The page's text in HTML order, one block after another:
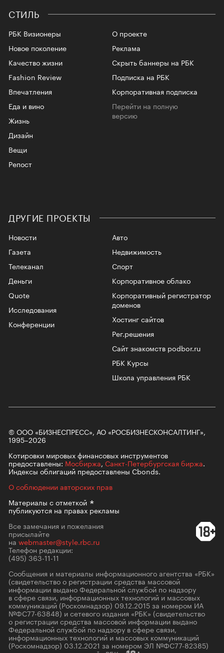
СТИЛЬ
РБК Визионеры
Новое поколение
Качество жизни
Fashion Review
Впечатления
Еда и вино
Жизнь
Дизайн
Вещи
Репост
О проекте
Реклама
Скрыть баннеры на РБК
Подписка на РБК
Корпоративная подписка
Перейти на полную
версию
ДРУГИЕ ПРОЕКТЫ
Новости
Газета
Телеканал
Авто
Недвижимость
Спорт
Корпоративное облако
Корпоративный регистратор
доменов
Хостинг сайтов
Рег.решения
Сайт знакомств podbor.ru
РБК Курсы
Школа управления РБК
Деньги
Quote
Исследования
Конференции
© ООО «БИЗНЕСПРЕСС», АО «РОСБИЗНЕСКОНСАЛТИНГ»,
1995–2026
Котировки мировых финансовых инструментов
предоставлены: Мосбиржа, Санкт-Петербургская биржа.
Индексы облигаций предоставлены Cbonds.
О соблюдении авторских прав
Материалы сотметкой
публикуются на правах рекламы
Все замечания и пожелания
присылайте
на webmaster@style.rbc.ru
Телефон редакции:
(495) 363-11-11
Сообщения и материалы информационного агентства «РБК»
(свидетельство о регистрации средства массовой
информации выдано Федеральной службой по надзору
в сфере связи, информационных технологий и массовых
коммуникаций (Роскомнадзор) 09.12.2015 за номером ИА
№ФС77-63848) и сетевого издания «РБК» (свидетельство
о регистрации средства массовой информации выдано
Федеральной службой по надзору в сфере связи,
информационных технологий и массовых коммуникаций
(Роскомнадзор) 03.12.2021 за номером ЭЛ №ФС77-82385)